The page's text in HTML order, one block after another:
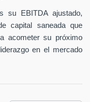
su EBITDA ajustado,
capital saneada que
acometer su próximo
en el mercado